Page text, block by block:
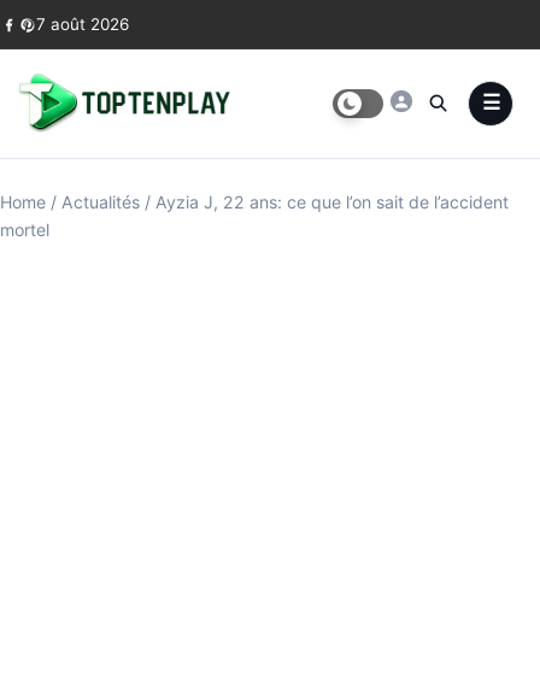
Skip to content
7 août 2026
Home / Actualités / Ayzia J, 22 ans: ce que l’on sait de l’accident
mortel